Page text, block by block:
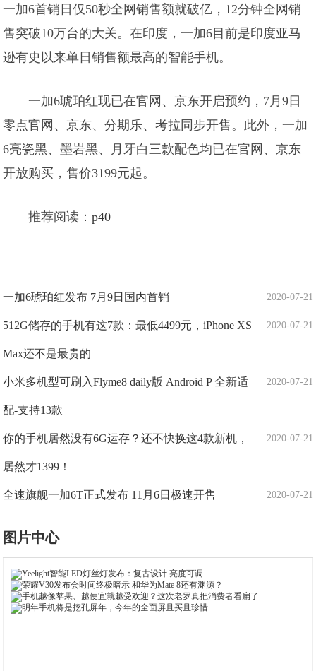
一加6首销日仅50秒全网销售额就破亿，12分钟全网销
售突破10万台的大关。在印度，一加6目前是印度亚马
逊有史以来单日销售额最高的智能手机。
一加6琥珀红现已在官网、京东开启预约，7月9日
零点官网、京东、分期乐、考拉同步开售。此外，一加
6亮瓷黑、墨岩黑、月牙白三款配色均已在官网、京东
开放购买，售价3199元起。
推荐阅读：p40
2020-07-21
一加6琥珀红发布 7月9日国内首销
2020-07-21
512G储存的手机有这7款：最低4499元，iPhone XS
Max还不是最贵的
2020-07-21
小米多机型可刷入Flyme8 daily版 Android P 全新适
配-支持13款
2020-07-21
你的手机居然没有6G运存？还不快换这4款新机，
居然才1399！
2020-07-21
全速旗舰一加6T正式发布 11月6日极速开售
图片中心